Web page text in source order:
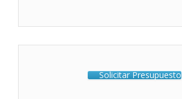
Solicitar Presupuesto